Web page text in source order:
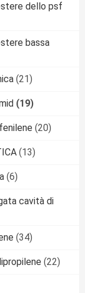
dello psf
bassa
(21)
(19)
(20)
(13)
(6)
cavità di
(34)
(22)